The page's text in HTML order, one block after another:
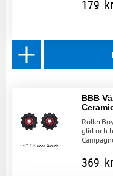
179 kr
BBB
glid och
369 kr